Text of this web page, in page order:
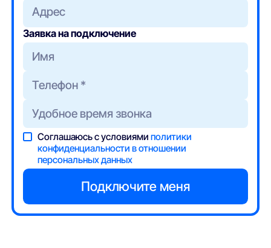
Адрес
Заявка на подключение
Соглашаюсь с условиямиполитики
конфиденциальности в отношении
персональных данных